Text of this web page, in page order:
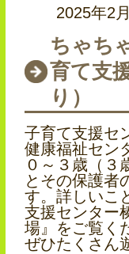
2025年2
ちゃち
育て支
り）
子育て支援セ
健康福祉セン
０～３歳（３
とその保護者
す。詳しいこ
支援センター
場』をご覧く
ぜひたくさん